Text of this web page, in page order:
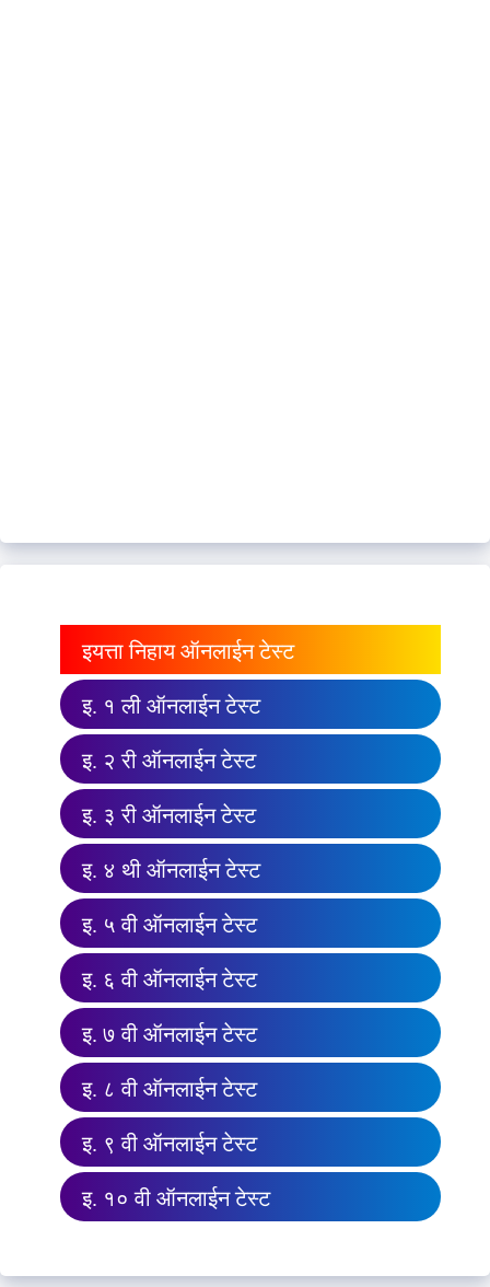
इयत्ता निहाय ऑनलाईन टेस्ट
इ. १ ली ऑनलाईन टेस्ट
इ. २ री ऑनलाईन टेस्ट
इ. ३ री ऑनलाईन टेस्ट
इ. ४ थी ऑनलाईन टेस्ट
इ. ५ वी ऑनलाईन टेस्ट
इ. ६ वी ऑनलाईन टेस्ट
इ. ७ वी ऑनलाईन टेस्ट
इ. ८ वी ऑनलाईन टेस्ट
इ. ९ वी ऑनलाईन टेस्ट
इ. १० वी ऑनलाईन टेस्ट